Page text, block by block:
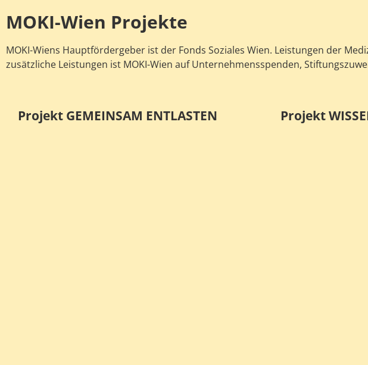
MOKI-Wien Projekte
MOKI-Wiens Hauptfördergeber ist der Fonds Soziales Wien. Leistungen der
zusätzliche Leistungen ist MOKI-Wien auf Unternehmensspenden,
Projekt GEMEINSAM ENTLASTEN Projekt